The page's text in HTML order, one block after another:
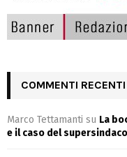
COMMENTI RECENTI
Marco Tettamanti su La
e il caso del